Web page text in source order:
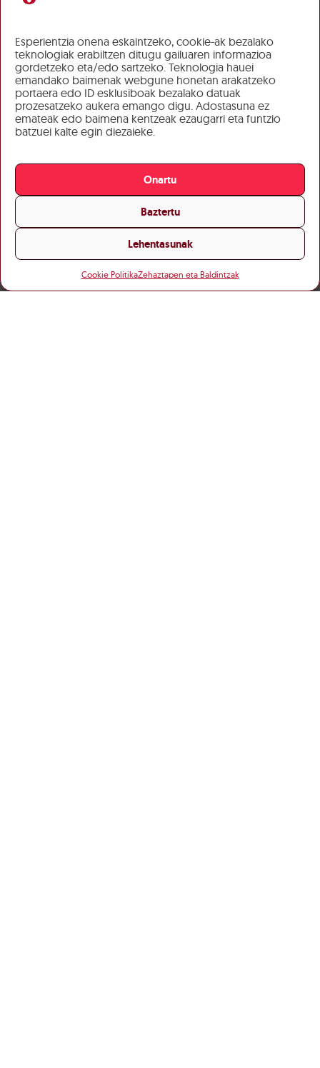
Esperientzia onena eskaintzeko, cookie-ak bezalako
teknologiak erabiltzen ditugu gailuaren informazioa
gordetzeko eta/edo sartzeko. Teknologia hauei
emandako baimenak webgune honetan arakatzeko
portaera edo ID esklusiboak bezalako datuak
prozesatzeko aukera emango digu. Adostasuna ez
emateak edo baimena kentzeak ezaugarri eta funtzio
batzuei kalte egin diezaieke.
Onartu
Baztertu
Lehentasunak
Cookie PolitikaZehaztapen eta Baldintzak